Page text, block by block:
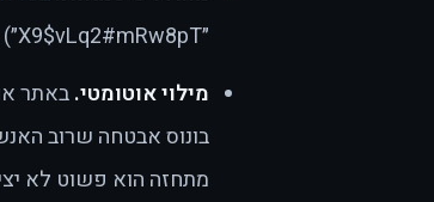
״X9$vLq2#mRw8pT״) ושומר אותה. אתם אפילו לא צריכים לראות אותה.
מילוי אוטומטי.באתר
בונוס אבטחה שרוב
מתחזה הוא פשוט לא